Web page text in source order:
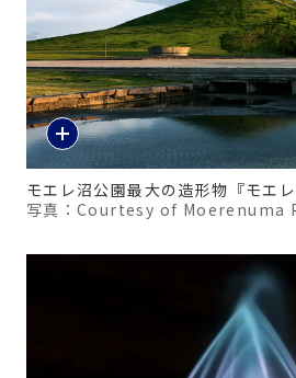
モエレ沼公園最大の造形物『モエレ
写真：Courtesy of Moerenuma